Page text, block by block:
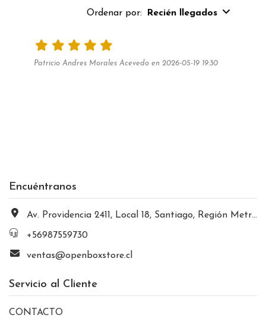
Ordenar por: Recién llegados
Patricio Andres Morales Acevedo en 2026-05-19 19:30
Encuéntranos
Av. Providencia 2411, Local 18, Santiago, Región Metropolitana, Chile
+56987559730
ventas@openboxstore.cl
Servicio al Cliente
CONTACTO